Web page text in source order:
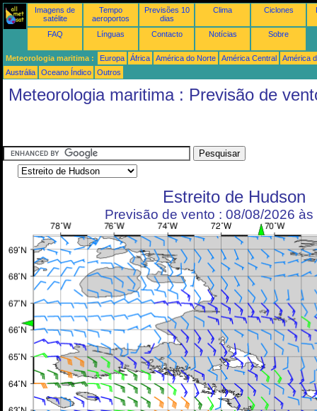
Imagens de
satélite
Tempo
aeroportos
Previsões 10
dias
Clima Ciclones
FAQ Línguas Contacto Notícias Sobre
Meteorologia maritima : Europa África América do Norte América Central
América
Austrália
Oceano Índico Outros
Meteorologia maritima : Previsão de
Estreito de Hudson
Previsão de vento : 08/08/2026 às